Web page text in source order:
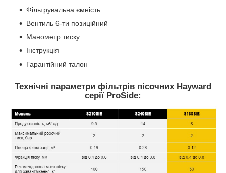
Фільтрувальна ємність
Вентиль 6-ти позиційний
Манометр тиску
Інструкція
Гарантійний талон
Технічні параметри фільтрів пісочних Hayward
серії ProSide: